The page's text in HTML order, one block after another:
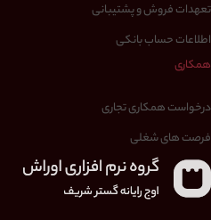
تعهدات فروش و پشتیبانی
اطلاعات حساب بانکی
همکاری
درخواست همکاری تجاری
فرصت های شغلی